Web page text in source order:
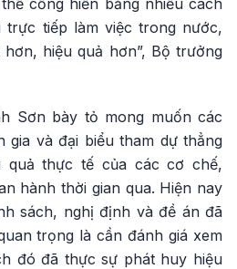
trực tiếp làm việc trong nước,
hiệu quả hơn”, Bộ trưởng
Sơn bày tỏ mong muốn các
gia và đại biểu tham dự thẳng
quả thực tế của các cơ chế,
hành thời gian qua. Hiện nay
sách, nghị định và đề án đã
trọng là cần đánh giá xem
đó đã thực sự phát huy hiệu